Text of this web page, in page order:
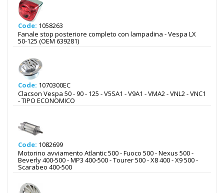
Code: 1058263
Fanale stop posteriore completo con lampadina - Vespa LX
50-125 (OEM 639281)
Code: 1070300EC
Clacson Vespa 50 - 90 - 125 - V5SA1 - V9A1 - VMA2 - VNL2 - VNC1
- TIPO ECONOMICO
Code: 1082699
Motorino avviamento Atlantic 500 - Fuoco 500 - Nexus 500 -
Beverly 400-500 - MP3 400-500 - Tourer 500 - X8 400 - X9 500 -
Scarabeo 400-500